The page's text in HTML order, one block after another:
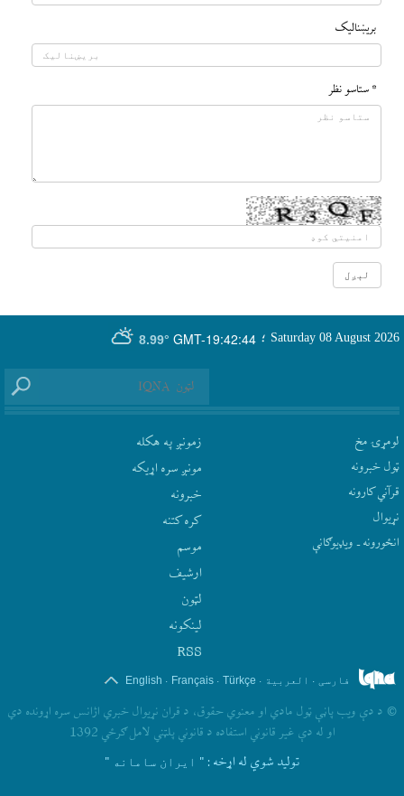
بريښناليک
* ستاسو نظر
GMT-19:42:44
8.99° Saturday 08 August 2026 ؛
لومړۍ مخ
ټول خبرونه
قرآني کارونه
نړيوال
انځورونه ـ ویډیوګانې
زمونږ په هکله
مونږ سره اړيکه
‫خبرونه
کره کتنه
موسم
ارشيف
لټون
لينکونه
RSS
فارسی . العربیة .
Türkçe
.
Français
.
English
© د دې ويب پاڼې ټول مادي او معنوي حقوق، د قران نړيوال خبري اژانس سره اړونده دي
او له دې غير قانوني استفاده د قانوني پلټني لامل ګرځي 1392
تولید شوي له اړخه : " ایران سامانه "